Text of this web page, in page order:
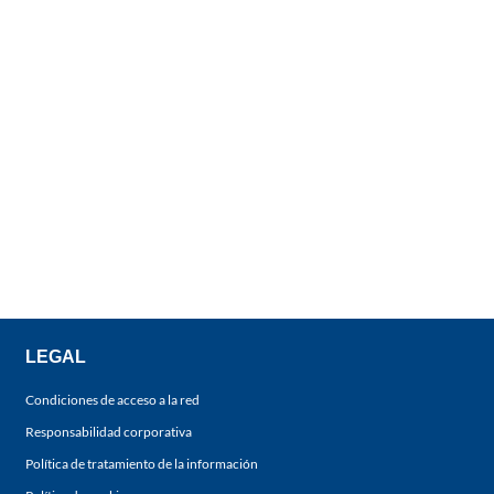
LEGAL
Condiciones de acceso a la red
Responsabilidad corporativa
Política de tratamiento de la información